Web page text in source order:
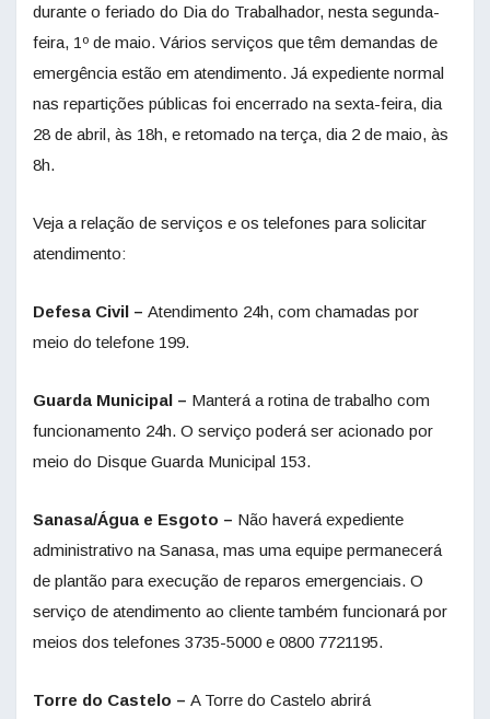
durante o feriado do Dia do Trabalhador, nesta segunda-
feira, 1º de maio. Vários serviços que têm demandas de
emergência estão em atendimento. Já expediente normal
nas repartições públicas foi encerrado na sexta-feira, dia
28 de abril, às 18h, e retomado na terça, dia 2 de maio, às
8h.
Veja a relação de serviços e os telefones para solicitar
atendimento:
Defesa Civil – Atendimento 24h, com chamadas por
meio do telefone 199.
Guarda Municipal – Manterá a rotina de trabalho com
funcionamento 24h. O serviço poderá ser acionado por
meio do Disque Guarda Municipal 153.
Sanasa/Água e Esgoto – Não haverá expediente
administrativo na Sanasa, mas uma equipe permanecerá
de plantão para execução de reparos emergenciais. O
serviço de atendimento ao cliente também funcionará por
meios dos telefones 3735-5000 e 0800 7721195.
Torre do Castelo – A Torre do Castelo abrirá